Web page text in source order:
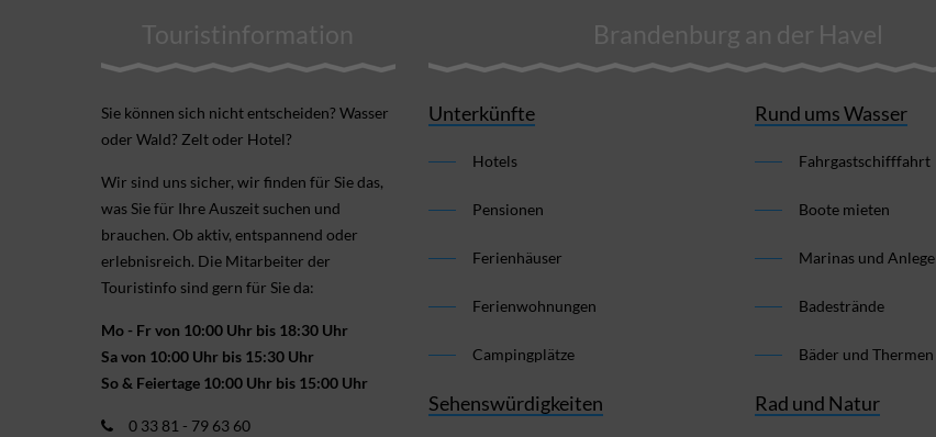
Touristinformation
Sie können sich nicht ent­scheiden? Wasser
oder Wald? Zelt oder Hotel?
Wir sind uns sicher, wir finden für Sie das,
was Sie für Ihre Aus­zeit suchen und
brauchen. Ob aktiv, ent­spannend oder
erlebnis­reich. Die Mitarbeiter der
Touristinfo sind gern für Sie da:
Mo - Fr von 10:00 Uhr bis 18:30 Uhr
Sa von 10:00 Uhr bis 15:30 Uhr
So & Feiertage 10:00 Uhr bis 15:00 Uhr
0 33 81 - 79 63 60
Brandenburg an der Havel
Unterkünfte
Hotels
Pensionen
Ferienhäuser
Ferienwohnungen
Campingplätze
Sehenswürdigkeiten
Rund ums Wasser
Fahrgastschifffahrt
Boote mieten
Marinas und
Badestrände
Bäder und Thermen
Rad und Natur